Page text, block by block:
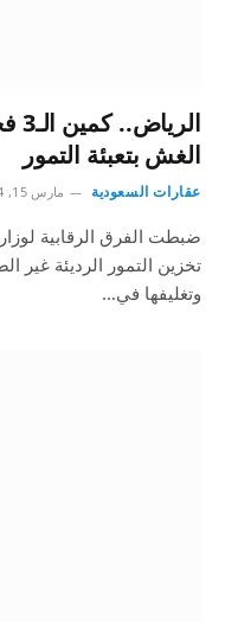
الغش بتعبئة التمور
عقارات السعودية مارس 15, 2024
ضبطت الفرق الرقابية
تخزين التمور الرديئة غير
وتغليفها في…